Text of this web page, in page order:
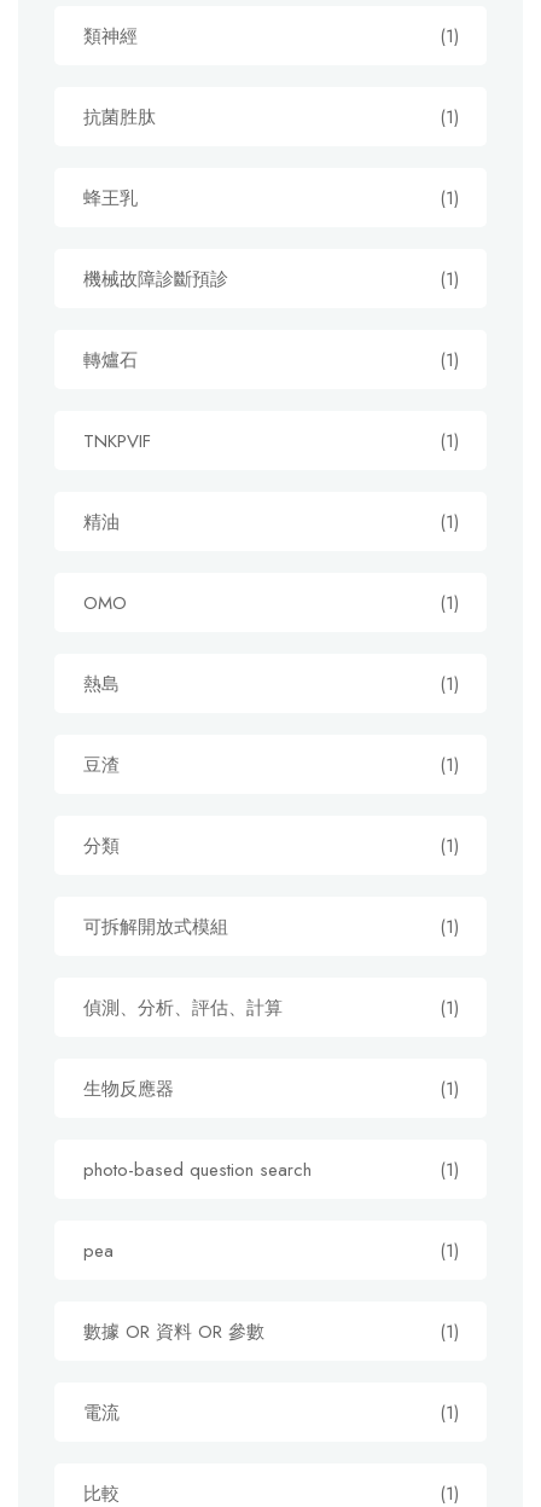
類神經 (1)
抗菌胜肽 (1)
蜂王乳 (1)
機械故障診斷預診 (1)
轉爐石 (1)
TNKPVIF (1)
精油 (1)
OMO (1)
熱島 (1)
豆渣 (1)
分類 (1)
可拆解開放式模組 (1)
偵測、分析、評估、計算 (1)
生物反應器 (1)
photo-based question search (1)
pea (1)
數據 OR 資料 OR 參數 (1)
電流 (1)
比較 (1)